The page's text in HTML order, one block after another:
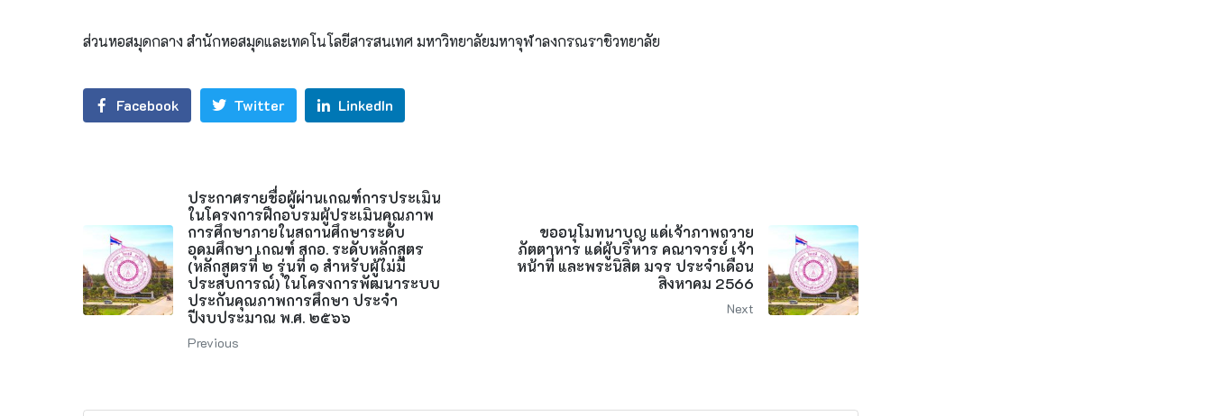
ส่วนหอสมุดกลาง สำนักหอสมุดและเทคโนโลยีสารสนเทศ มหาวิทยาลัยมหาจุฬาลงกรณราชิวทยาลัย
Facebook Twitter LinkedIn
ประกาศรายชื่อผู้ผ่านเกณฑ์การประเมิน
ในโครงการฝึกอบรมผู้ประเมินคุณภาพ
การศึกษาภายในสถานศึกษาระดับ
อุดมศึกษา เกณฑ์ สกอ. ระดับหลักสูตร
(หลักสูตรที่ ๒ รุ่นที่ ๑ สำหรับผู้ไม่มี
ประสบการณ์) ในโครงการพัฒนาระบบ
ประกันคุณภาพการศึกษา ประจำ
ปีงบประมาณ พ.ศ. ๒๕๖๖
Previous
ขออนุโมทนาบุญ แด่เจ้าภาพถวาย
ภัตตาหาร แด่ผู้บริหาร คณาจารย์ เจ้า
หน้าที่ และพระนิสิต มจร ประจำเดือน
สิงหาคม 2566
Next